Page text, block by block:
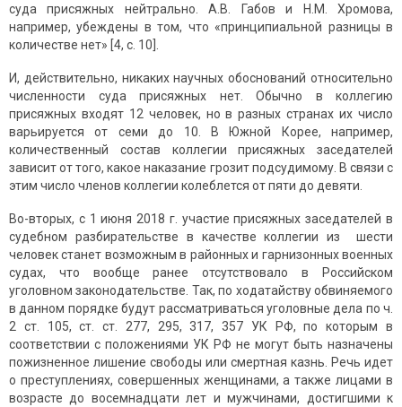
суда присяжных нейтрально. А.В. Габов и Н.М. Хромова,
например, убеждены в том, что «принципиальной разницы в
количестве нет» [4, с. 10].
И, действительно, никаких научных обоснований относительно
численности суда присяжных нет. Обычно в коллегию
присяжных входят 12 человек, но в разных странах их число
варьируется от семи до 10. В Южной Корее, например,
количественный состав коллегии присяжных заседателей
зависит от того, какое наказание грозит подсудимому. В связи с
этим число членов коллегии колеблется от пяти до девяти.
Во-вторых, с 1 июня 2018 г. участие присяжных заседателей в
судебном разбирательстве в качестве коллегии из шести
человек станет возможным в районных и гарнизонных военных
судах, что вообще ранее отсутствовало в Российском
уголовном законодательстве. Так, по ходатайству обвиняемого
в данном порядке будут рассматриваться уголовные дела по ч.
2 ст. 105, ст. ст. 277, 295, 317, 357 УК РФ, по которым в
соответствии с положениями УК РФ не могут быть назначены
пожизненное лишение свободы или смертная казнь. Речь идет
о преступлениях, совершенных женщинами, а также лицами в
возрасте до восемнадцати лет и мужчинами, достигшими к